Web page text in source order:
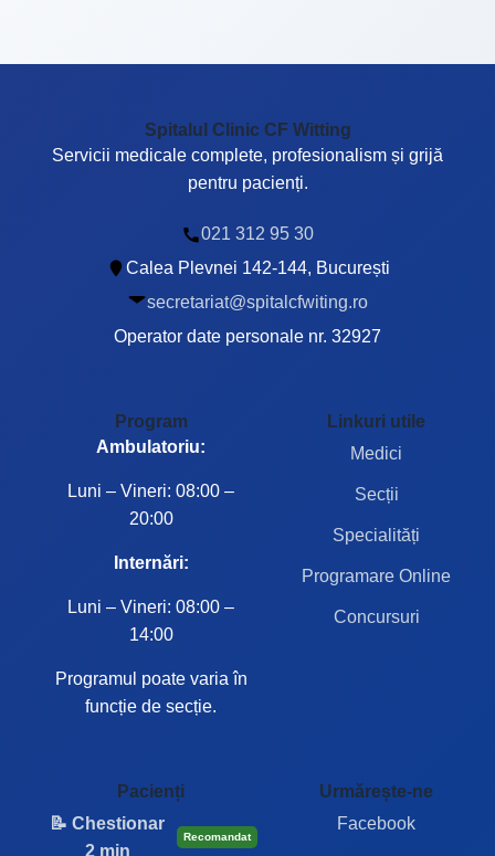
Spitalul Clinic CF Witting
Servicii medicale complete, profesionalism și grijă
pentru pacienți.
021 312 95 30
Calea Plevnei 142-144, București
secretariat@spitalcfwiting.ro
Operator date personale nr. 32927
Program
Ambulatoriu:
Luni – Vineri: 08:00 –
20:00
Internări:
Luni – Vineri: 08:00 –
14:00
Programul poate varia în
funcție de secție.
Linkuri utile
Medici
Secții
Specialități
Programare Online
Concursuri
Pacienți
📝 Chestionar
2 min
Recomandat
Urmărește-ne
Facebook